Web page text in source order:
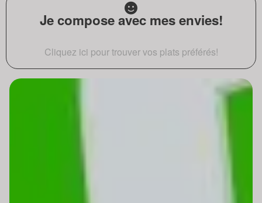
Je compose avec mes envies!
Cliquez ici pour trouver vos plats préférés!